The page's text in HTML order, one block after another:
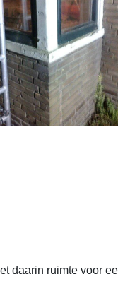
daarin ruimte voor